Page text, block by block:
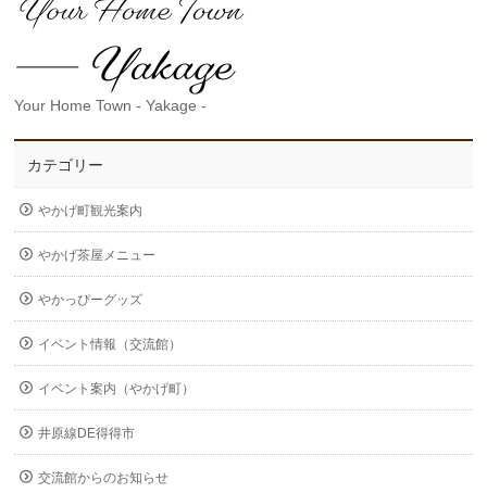
Your Home Town - Yakage -
カテゴリー
やかげ町観光案内
やかげ茶屋メニュー
やかっぴーグッズ
イベント情報（交流館）
イベント案内（やかげ町）
井原線DE得得市
交流館からのお知らせ